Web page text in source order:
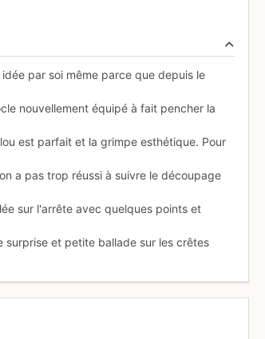
par soi même parce que depuis le
nouvellement équipé à fait pencher la
est parfait et la grimpe esthétique. Pour
a pas trop réussi à suivre le découpage
sur l'arrête avec quelques points et
surprise et petite ballade sur les crêtes